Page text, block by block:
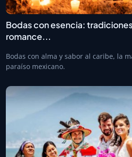
Bodas con esencia:
romance...
Bodas con alma y sabor al caribe, la
paraíso mexicano.